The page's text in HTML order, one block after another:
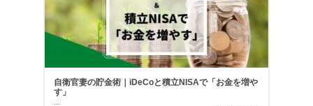
自衛官妻の貯金術｜iDeCoと積立NISAで「お金を増や
す」